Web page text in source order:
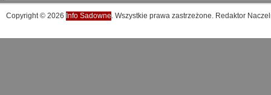
Copyright © 2026 Info Sadowne. Wszystkie prawa zastrzeżone. Redaktor